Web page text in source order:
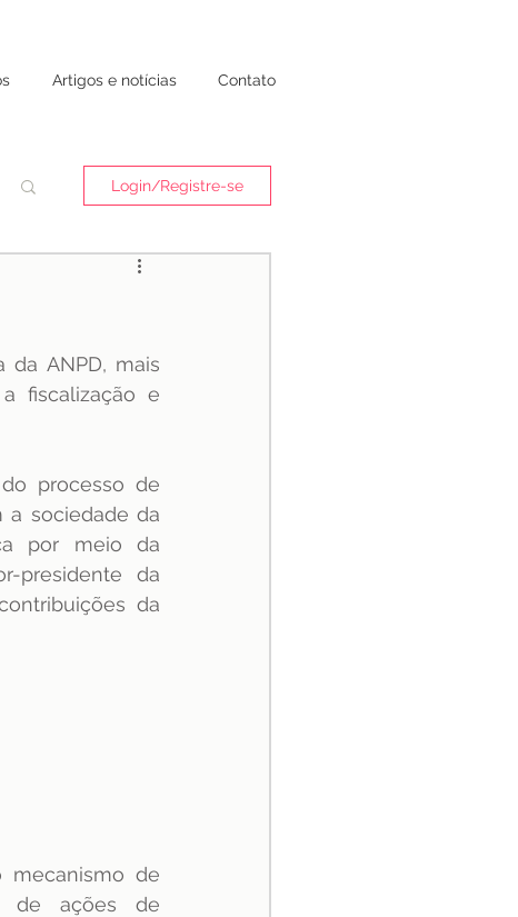
Artigos e notícias Contato
Login/Registre-se
ANPD, mais
fiscalização e
processo de
a sociedade da
por meio da
presidente da
da
mecanismo de
de ações de